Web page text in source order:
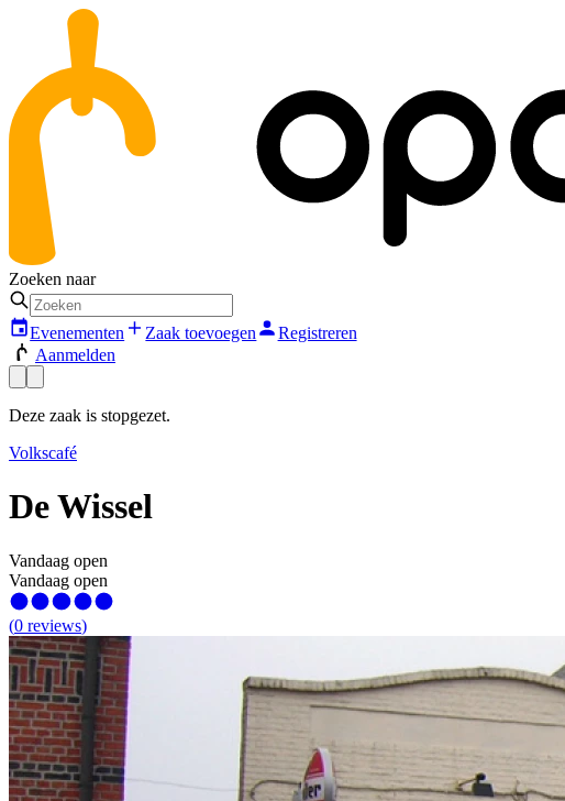
Zoeken naar
Evenementen Zaak toevoegen
Registreren
Aanmelden
Deze zaak is stopgezet.
Volkscafé
De Wissel
Vandaag open
Vandaag open
(0 reviews)